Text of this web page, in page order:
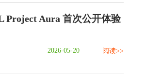
Project Aura 首次公开体验
2026-05-20 阅读>>